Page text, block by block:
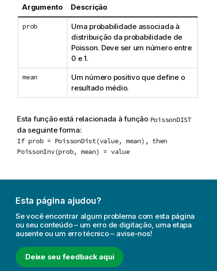
Argumento Descrição
prob
Uma probabilidade associada à
distribuição da probabilidade de
Poisson. Deve ser um número entre
0 e 1.
mean
Um número positivo que define o
resultado médio.
Esta função está relacionada à função PoissonDIST
da seguinte forma:
If prob = PoissonDist(value, mean), then
PoissonInv(prob, mean) = value
Esta página ajudou?
Se você encontrar algum problema com esta página
ou seu conteúdo – um erro de digitação, uma etapa
ausente ou um erro técnico – avise-nos!
Deixe seu feedback aqui